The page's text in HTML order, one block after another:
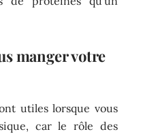
manger votre
utiles lorsque vous
car le rôle des